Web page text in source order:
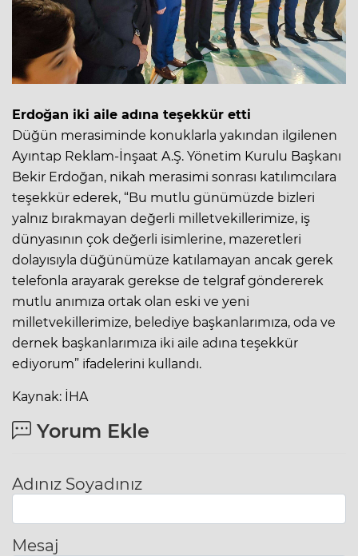
Erdoğan iki aile adına teşekkür etti
Düğün merasiminde konuklarla yakından ilgilenen
Ayıntap Reklam-İnşaat A.Ş. Yönetim Kurulu Başkanı
Bekir Erdoğan, nikah merasimi sonrası katılımcılara
teşekkür ederek, “Bu mutlu günümüzde bizleri
yalnız bırakmayan değerli milletvekillerimize, iş
dünyasının çok değerli isimlerine, mazeretleri
dolayısıyla düğünümüze katılamayan ancak gerek
telefonla arayarak gerekse de telgraf göndererek
mutlu anımıza ortak olan eski ve yeni
milletvekillerimize, belediye başkanlarımıza, oda ve
dernek başkanlarımıza iki aile adına teşekkür
ediyorum” ifadelerini kullandı.
Kaynak: İHA
Yorum Ekle
Adınız Soyadınız
Mesaj